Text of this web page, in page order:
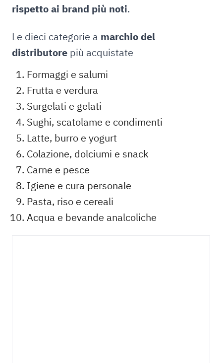
rispetto ai brand più noti.
Le dieci categorie a marchio del
distributore più acquistate
Formaggi e salumi
Frutta e verdura
Surgelati e gelati
Sughi, scatolame e condimenti
Latte, burro e yogurt
Colazione, dolciumi e snack
Carne e pesce
Igiene e cura personale
Pasta, riso e cereali
Acqua e bevande analcoliche